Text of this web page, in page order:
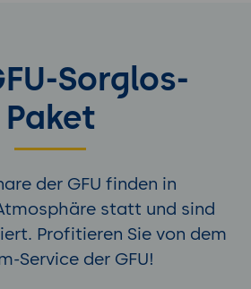
Sorglos-
Paket
der GFU finden in
statt und sind
Profitieren Sie von dem
Service der GFU!